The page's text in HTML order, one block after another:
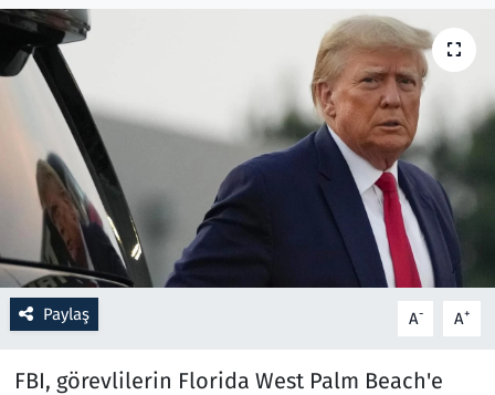
Paylaş A- A+
FBI, görevlilerin Florida West Palm Beach'e
Ramazan
Resmi İlanlar
Rüya Tabirleri
Sağlık
Savunma Sanayi
Seçim 2023